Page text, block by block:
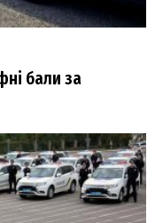
бали за